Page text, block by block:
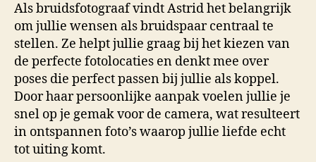
Als bruidsfotograaf vindt Astrid het belangrijk
om jullie wensen als bruidspaar centraal te
stellen. Ze helpt jullie graag bij het kiezen van
de perfecte fotolocaties en denkt mee over
poses die perfect passen bij jullie als koppel.
Door haar persoonlijke aanpak voelen jullie je
snel op je gemak voor de camera, wat resulteert
in ontspannen foto’s waarop jullie liefde echt
tot uiting komt.